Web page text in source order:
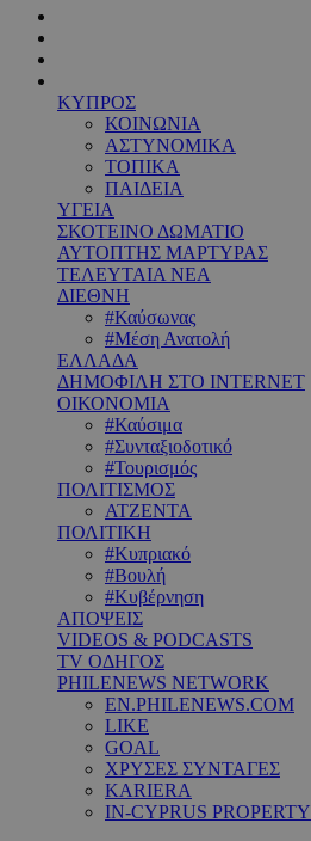
ΚΥΠΡΟΣ
ΚΟΙΝΩΝΙΑ
ΑΣΤΥΝΟΜΙΚΑ
ΤΟΠΙΚΑ
ΠΑΙΔΕΙΑ
ΥΓΕΙΑ
ΣΚΟΤΕΙΝΟ ΔΩΜΑΤΙΟ
ΑΥΤΟΠΤΗΣ ΜΑΡΤΥΡΑΣ
ΤΕΛΕΥΤΑΙΑ ΝΕΑ
ΔΙΕΘΝΗ
#Καύσωνας
#Μέση Ανατολή
ΕΛΛΑΔΑ
ΔΗΜΟΦΙΛΗ ΣΤΟ INTERNET
ΟΙΚΟΝΟΜΙΑ
#Καύσιμα
#Συνταξιοδοτικό
#Τουρισμός
ΠΟΛΙΤΙΣΜΟΣ
ΑΤΖΕΝΤΑ
ΠΟΛΙΤΙΚΗ
#Κυπριακό
#Βουλή
#Κυβέρνηση
ΑΠΟΨΕΙΣ
VIDEOS & PODCASTS
TV ΟΔΗΓΟΣ
PHILENEWS NETWORK
EN.PHILENEWS.COM
LIKE
GOAL
ΧΡΥΣΕΣ ΣΥΝΤΑΓΕΣ
KARIERA
IN-CYPRUS PROPERTY